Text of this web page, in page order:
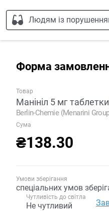
Людям із
Форма
Товар
Манініл 5 мг
Berlin-Chemie (Menarini
Сума
₴138.30
Умови зберігання
спеціальних умов
Чутливість до світла
Не чутливий